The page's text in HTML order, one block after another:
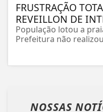
FRUSTRAÇÃO
REVEILLON DE
População lotou a
Prefeitura não
NOSSAS